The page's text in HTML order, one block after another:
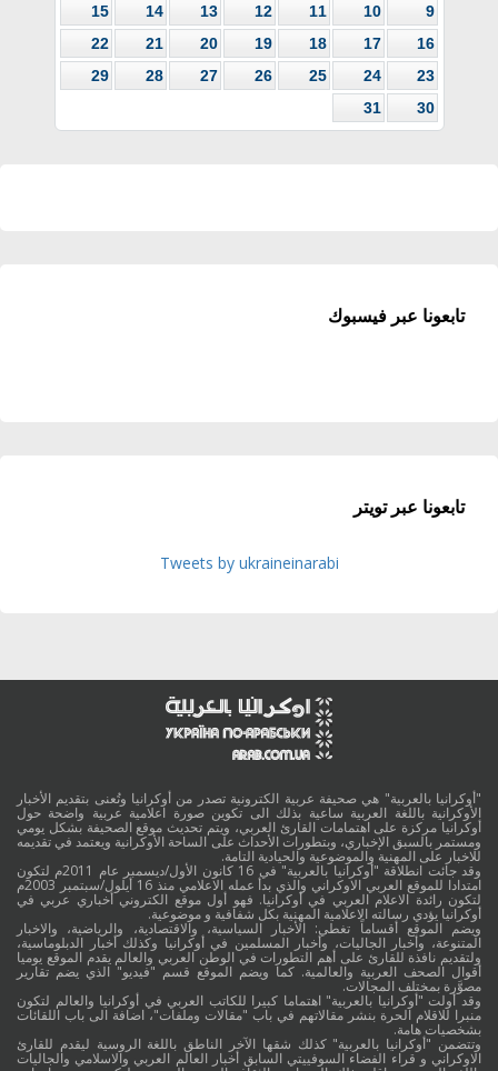
9
10
11
12
13
14
15
16
17
18
19
20
21
22
23
24
25
26
27
28
29
30
31
تابعونا عبر فيسبوك
تابعونا عبر تويتر
Tweets by ukraineinarabi
"أوكرانيا بالعربية" هي صحيفة عربية الكترونية تصدر من أوكرانيا وتُعنى بتقديم الأخبار
الأوكرانية باللغة العربية ساعية بذلك الى تكوين صورة اعلامية عربية واضحة حول
أوكرانيا مركزة على اهتمامات القارئ العربي، ويتم تحديث موقع الصحيفة بشكل يومي
ومستمر بالسبق الإخباري، وبتطورات الأحداث على الساحة الأوكرانية ويعتمد في تقديمه
للاخبار على المهنية والموضوعية والحيادية التامة.
وقد جائت انطلاقة "أوكرانيا بالعربية" في 16 كانون الأول/ديسمبر عام 2011م لتكون
امتدادا للموقع العربي الاوكراني والذي بدأ عمله الاعلامي منذ 16 أيلول/سبتمبر 2003م
لتكون رائدة الاعلام العربي في أوكرانيا. فهو أول موقع الكتروني أخباري عربي في
أوكرانيا يؤدي رسالته الاعلامية المهنية بكل شفافية و موضوعية.
ويضم الموقع أقساماً تغطي: الأخبار السياسية، والاقتصادية، والرياضية، والاخبار
المتنوعة، وأخبار الجاليات، وأخبار المسلمين في أوكرانيا وكذلك أخبار الدبلوماسية،
ولتقديم نافذة للقارئ على أهم التطورات في الوطن العربي والعالم يقدم الموقع يوميا
أقوال الصحف العربية والعالمية. كما ويضم الموقع قسم "فيديو" الذي يضم تقارير
مصوَّرة بمختلف المجالات.
وقد أولت "أوكرانيا بالعربية" اهتماما كبيرا للكاتب العربي في أوكرانيا والعالم لتكون
منبرا للاقلام الحرة بنشر مقالاتهم في باب "مقالات وملفات"، اضافة الى باب اللقائات
بشخصيات هامة.
وتتضمن "أوكرانيا بالعربية" كذلك شقها الآخر الناطق باللغة الروسية ليقدم للقارئ
الاوكراني و قراء الفضاء السوفييتي السابق أخبار العالم العربي والاسلامي والجاليات